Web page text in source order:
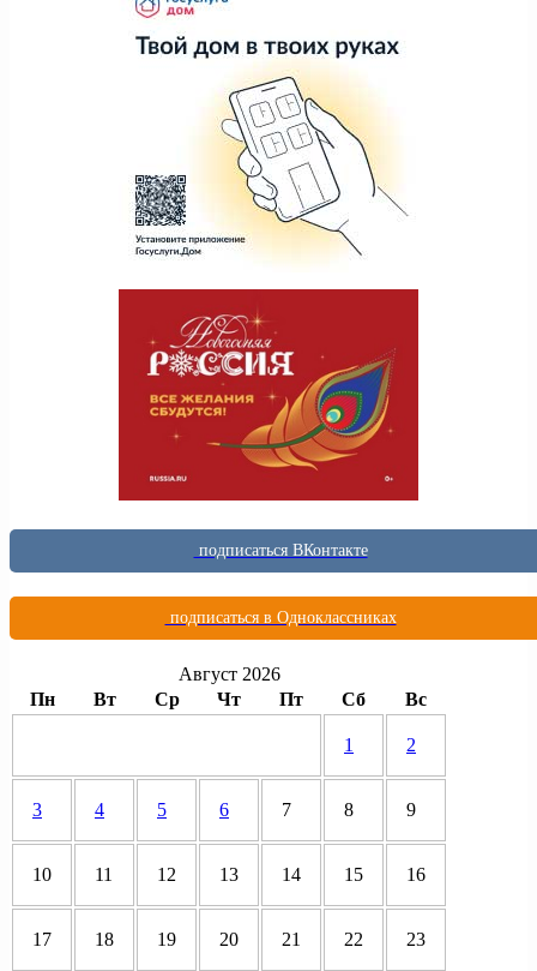
подписаться ВКонтакте
подписаться в Одноклассниках
Август 2026
Пн
Вт Ср Чт Пт Сб Вс
1 2
3 4 5 6 7 8 9
10 11 12 13 14 15 16
17 18 19 20 21 22 23